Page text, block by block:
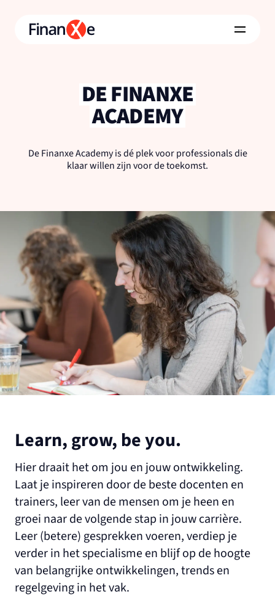
DE FINANXE
ACADEMY
De Finanxe Academy is dé plek voor professionals die
klaar willen zijn voor de toekomst.
Learn, grow, be you.
Hier draait het om jou en jouw ontwikkeling.
Laat je inspireren door de beste docenten en
trainers, leer van de mensen om je heen en
groei naar de volgende stap in jouw carrière.
Leer (betere) gesprekken voeren, verdiep je
verder in het specialisme en blijf op de hoogte
van belangrijke ontwikkelingen, trends en
regelgeving in het vak.